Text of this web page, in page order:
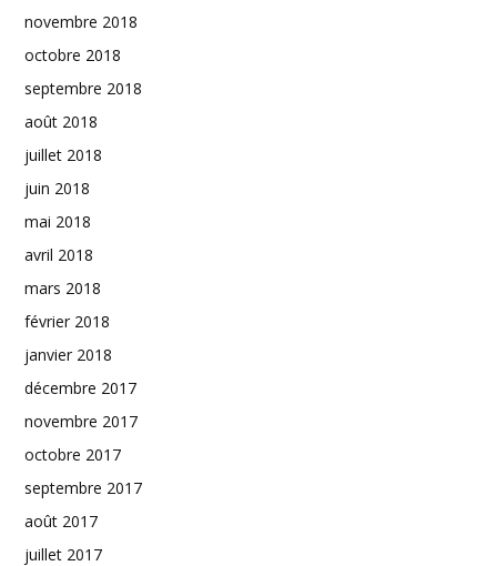
novembre 2018
octobre 2018
septembre 2018
août 2018
juillet 2018
juin 2018
mai 2018
avril 2018
mars 2018
février 2018
janvier 2018
décembre 2017
novembre 2017
octobre 2017
septembre 2017
août 2017
juillet 2017